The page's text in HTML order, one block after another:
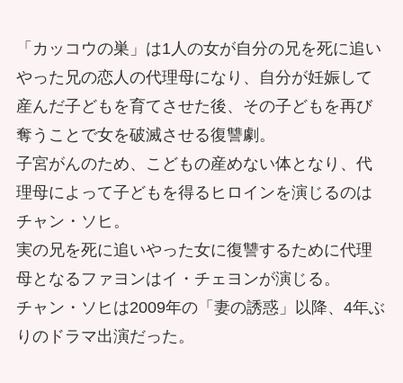
「カッコウの巣」は1人の女が自分の兄を死に追い
やった兄の恋人の代理母になり、自分が妊娠して
産んだ子どもを育てさせた後、その子どもを再び
奪うことで女を破滅させる復讐劇。
子宮がんのため、こどもの産めない体となり、代
理母によって子どもを得るヒロインを演じるのは
チャン・ソヒ。
実の兄を死に追いやった女に復讐するために代理
母となるファヨンはイ・チェヨンが演じる。
チャン・ソヒは2009年の「妻の誘惑」以降、4年ぶ
りのドラマ出演だった。